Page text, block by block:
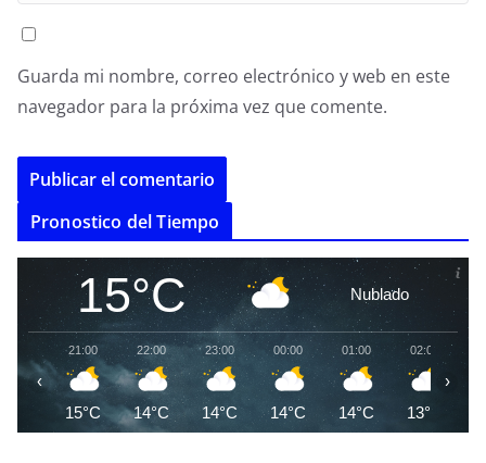
Guarda mi nombre, correo electrónico y web en este
navegador para la próxima vez que comente.
l
r
n
t
Pronostico del Tiempo
15°C Nublado
21:00
15°C
22:00
14°C
23:00
14°C
00:00
14°C
01:00
14°C
02:00
13°C
‹ ›